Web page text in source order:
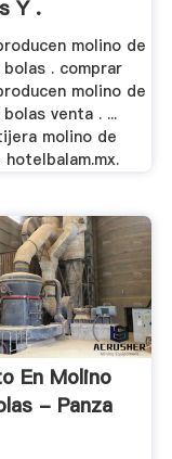
Y .
molino de
. comprar
molino de
venta . ...
molino de
En Molino
- Panza